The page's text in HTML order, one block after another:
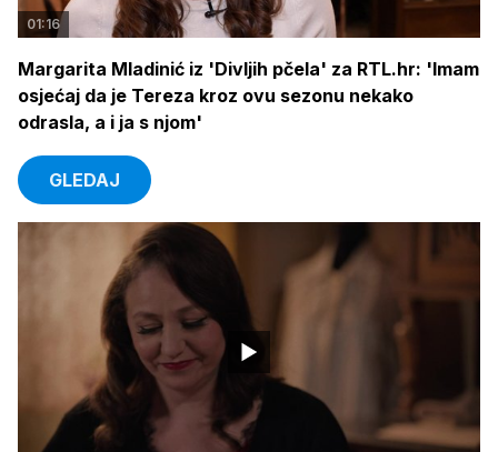
01:16
Margarita Mladinić iz 'Divljih pčela' za RTL.hr: 'Imam
osjećaj da je Tereza kroz ovu sezonu nekako
odrasla, a i ja s njom'
GLEDAJ